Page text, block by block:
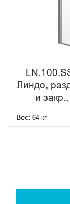
Линдо,
и
Вес: 64 кг